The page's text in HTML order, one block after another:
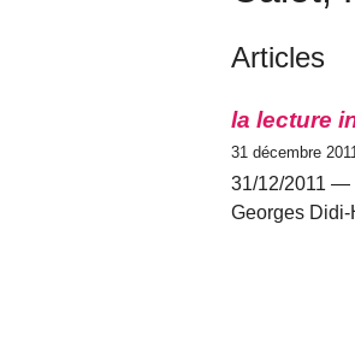
Articles
la lecture
31 décembre
31/12/2011 —
Georges Didi-